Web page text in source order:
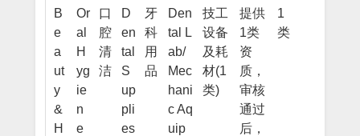
B
e
a
ut
y
&
H
Or
al
H
yg
ie
n
e
口
腔
清
洁
D
en
tal
S
up
pli
es
牙
科
用
品
Den
tal L
ab/
Mec
hani
c Aq
uip
技工
设备
及耗
材(1
类)
提供
1类
资
质，
审核
通过
后，
1
类